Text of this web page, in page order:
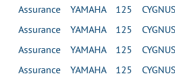
Assurance YAMAHA 125
Assurance YAMAHA 125
Assurance YAMAHA 125
Assurance YAMAHA 125 CYGNUS